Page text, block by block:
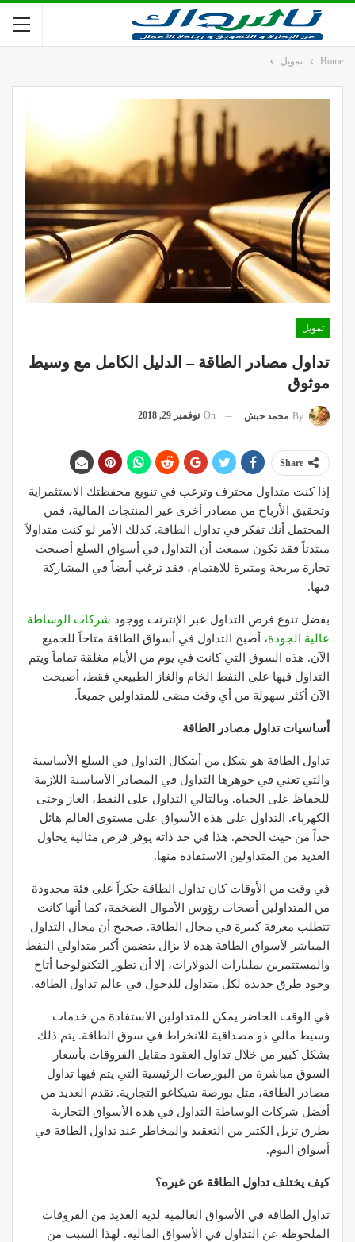
Home تمويل
تمويل
تداول مصادر الطاقة – الدليل الكامل مع وسيط
موثوق
By محمد حبش On نوفمبر 29, 2018
Share
إذا كنت متداول محترف وترغب في تنويع محفظتك الاستثمراية
وتحقيق الأرباح من مصادر أخرى غير المنتجات المالية، فمن
المحتمل أنك تفكر في تداول الطاقة. كذلك الأمر لو كنت متداولاً
مبتدئاً فقد تكون سمعت أن التداول في أسواق السلع أصبحت
تجارة مربحة ومثيرة للاهتمام، فقد ترغب أيضاً في المشاركة
فيها.
بفضل تنوع فرص التداول عبر الإنترنت ووجود شركات الوساطة
عالية الجودة، أصبح التداول في أسواق الطاقة متاحاً للجميع
الآن. هذه السوق التي كانت في يوم من الأيام مغلقة تماماً ويتم
التداول فيها على النفط الخام والغاز الطبيعي فقط، أصبحت
الآن أكثر سهولة من أي وقت مضى للمتداولين جميعاً.
أساسيات تداول مصادر الطاقة
تداول الطاقة هو شكل من أشكال التداول في السلع الأساسية
والتي تعني في جوهرها التداول في المصادر الأساسية اللازمة
للحفاظ على الحياة. وبالتالي التداول على النفط، الغاز وحتى
الكهرباء. التداول على هذه الأسواق على مستوى العالم هائل
جداً من حيث الحجم. هذا في حد ذاته يوفر فرص مثالية يحاول
العديد من المتداولين الاستفادة منها.
في وقت من الأوقات كان تداول الطاقة حكراً على فئة محدودة
من المتداولين أصحاب رؤوس الأموال الضخمة، كما أنها كانت
تتطلب معرفة كبيرة في مجال الطاقة. صحيح أن مجال التداول
المباشر لأسواق الطاقة هذه لا يزال يتضمن أكبر متداولي النفط
والمستثمرين بمليارات الدولارات، إلا أن تطور التكنولوجيا أتاح
وجود طرق جديدة لكل متداول للدخول في عالم تداول الطاقة.
في الوقت الحاضر يمكن للمتداولين الاستفادة من خدمات
وسيط مالي ذو مصداقية للانخراط في سوق الطاقة. يتم ذلك
بشكل كبير من خلال تداول العقود مقابل الفروقات بأسعار
السوق مباشرة من البورصات الرئيسية التي يتم فيها تداول
مصادر الطاقة، مثل بورصة شيكاغو التجارية. تقدم العديد من
أفضل شركات الوساطة التداول في هذه الأسواق التجارية
بطرق تزيل الكثير من التعقيد والمخاطر عند تداول الطاقة في
أسواق اليوم.
كيف يختلف تداول الطاقة عن غيره؟
تداول الطاقة في الأسواق العالمية لديه العديد من الفروقات
الملحوظة عن التداول في الأسواق المالية. لهذا السبب من